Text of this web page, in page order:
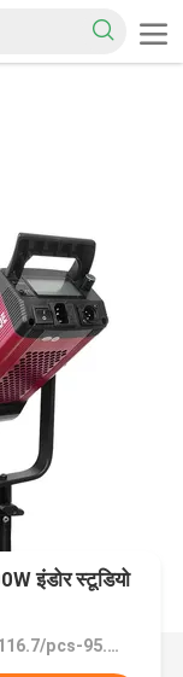
इंडोर स्टूडियो
मूल्य：USD 116.7/pcs-95.45/pcs (10-100pcs)